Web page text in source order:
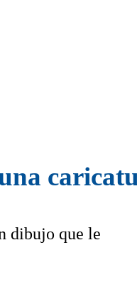
dibujo que le